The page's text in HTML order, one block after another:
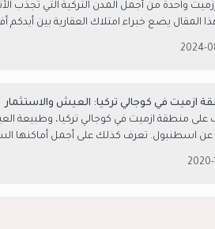
واحدة من أجمل المدن التركية التي تجذب
المقال يضع خبراء امتلاك العقارية بين
2024-
ازميت في كوجالي تركيا: العيش والاستثمار
على منطقة ازميت في كوجالي تركيا، وطبيعة
عن اسطنبول. تعرف كذلك على أجمل أماكنها
2020-